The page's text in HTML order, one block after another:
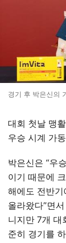
경기 후 박은신의
대회 첫날 맹
우승 시계 가
박은신은 “우
이기 때문에
해에도 전반
올라왔다”면
니지만 7개 대
준히 경기를